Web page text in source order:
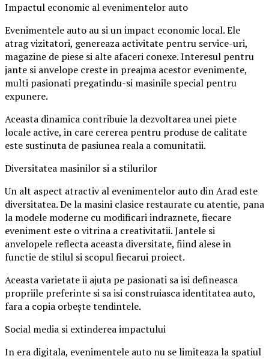
Impactul economic al evenimentelor auto
Evenimentele auto au si un impact economic local. Ele
atrag vizitatori, genereaza activitate pentru service-uri,
magazine de piese si alte afaceri conexe. Interesul pentru
jante si anvelope creste in preajma acestor evenimente,
multi pasionati pregatindu-si masinile special pentru
expunere.
Aceasta dinamica contribuie la dezvoltarea unei piete
locale active, in care cererea pentru produse de calitate
este sustinuta de pasiunea reala a comunitatii.
Diversitatea masinilor si a stilurilor
Un alt aspect atractiv al evenimentelor auto din Arad este
diversitatea. De la masini clasice restaurate cu atentie, pana
la modele moderne cu modificari indraznete, fiecare
eveniment este o vitrina a creativitatii. Jantele si
anvelopele reflecta aceasta diversitate, fiind alese in
functie de stilul si scopul fiecarui proiect.
Aceasta varietate ii ajuta pe pasionati sa isi defineasca
propriile preferinte si sa isi construiasca identitatea auto,
fara a copia orbește tendintele.
Social media si extinderea impactului
In era digitala, evenimentele auto nu se limiteaza la spatiul